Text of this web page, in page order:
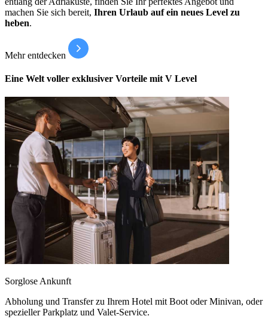
machen Sie sich bereit, Ihren Urlaub auf ein neues Level zu
heben.
Mehr entdecken
Eine Welt voller exklusiver Vorteile mit V Level
Sorglose Ankunft
Abholung und Transfer zu Ihrem Hotel mit Boot oder Minivan, oder
spezieller Parkplatz und Valet-Service.